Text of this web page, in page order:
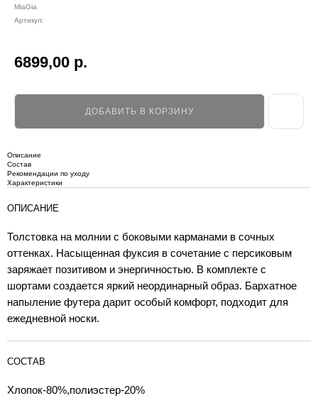
MiaGia
Артикул:
6899,00 р.
ДОБАВИТЬ В КОРЗИНУ
Описание
Состав
Рекомендации по уходу
Характеристики
ОПИСАНИЕ
Толстовка на молнии с боковыми карманами в сочных
оттенках. Насыщенная фуксия в сочетание с персиковым
заряжает позитивом и энергичностью. В комплекте с
шортами создается яркий неординарный образ. Бархатное
напыление футера дарит особый комфорт, подходит для
ежедневной носки.
СОСТАВ
Хлопок-80%,полиэстер-20%